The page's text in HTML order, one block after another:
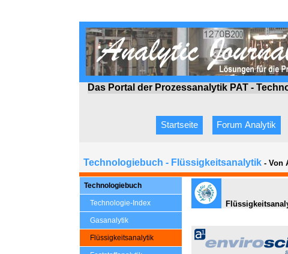
Das Portal der Prozessanalytik PAT -
Startseite Forum Analytik
Technologiebuch - Flüssigkeitsanalytik - Von
Technologiebuch
Technologie-Index
Gasanalytik
Flüssigkeitsanalytik